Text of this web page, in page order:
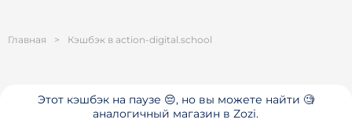
Главная > Кэшбэк в action-digital.school
Этот кэшбэк на паузе 😔, но вы можете найти 🧐
аналогичный магазин в Zozi.